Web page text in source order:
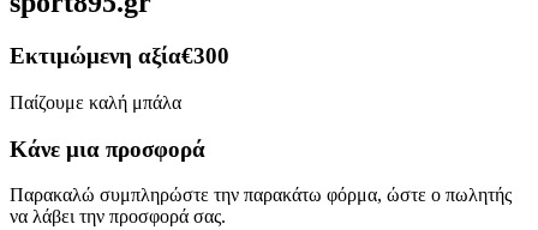
Εκτιμώμενη αξία€300
Παίζουμε καλή μπάλα
Κάνε μια προσφορά
Παρακαλώ συμπληρώστε την παρακάτω φόρμα, ώστε ο πωλητής
να λάβει την προσφορά σας.